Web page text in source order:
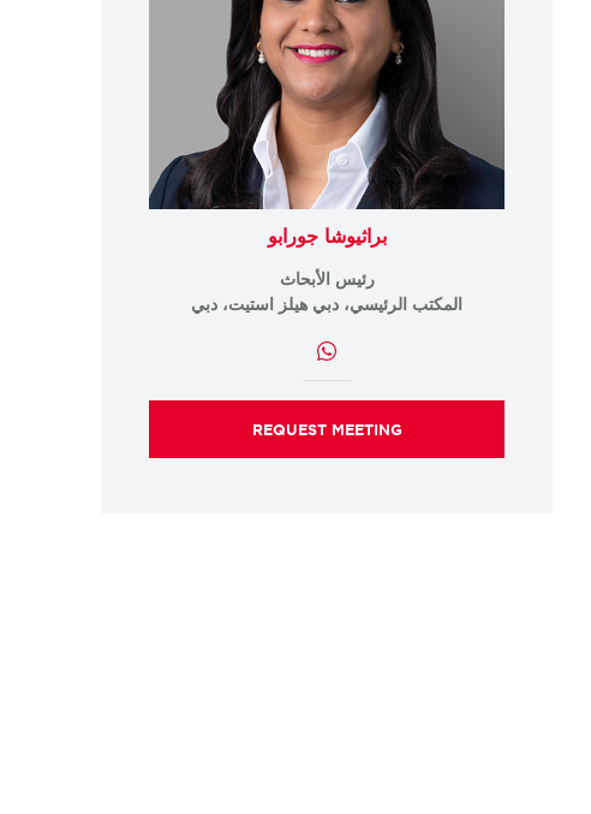
براثيوشا جورابو
رئيس الأبحاث
المكتب الرئيسي، دبي هيلز استيت، دبي
REQUEST MEETING